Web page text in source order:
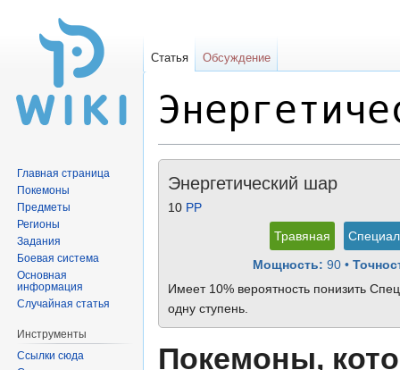
навигации
поиску
Энергетический шар
10 PP
Травяная
Мощность: 90•
Имеет 10% вероятность понизить
одну ступень.
Покемоны,
Статья Обсуждение
Главная страница
Покемоны
Предметы
Регионы
Задания
Боевая система
Основная
информация
Случайная статья
Инструменты
Ссылки сюда